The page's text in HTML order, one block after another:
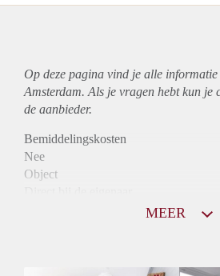
Op deze pagina vind je alle
Amsterdam. Als je vragen hebt kun je
de aanbieder.
Bemiddelingskosten
Nee
Object
MEER